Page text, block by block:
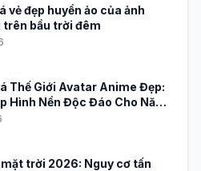
vẻ đẹp huyền ảo của ảnh
trên bầu trời đêm
Thế Giới Avatar Anime Đẹp:
Hình Nền Độc Đáo Cho Năm
trời 2026: Nguy cơ tấn